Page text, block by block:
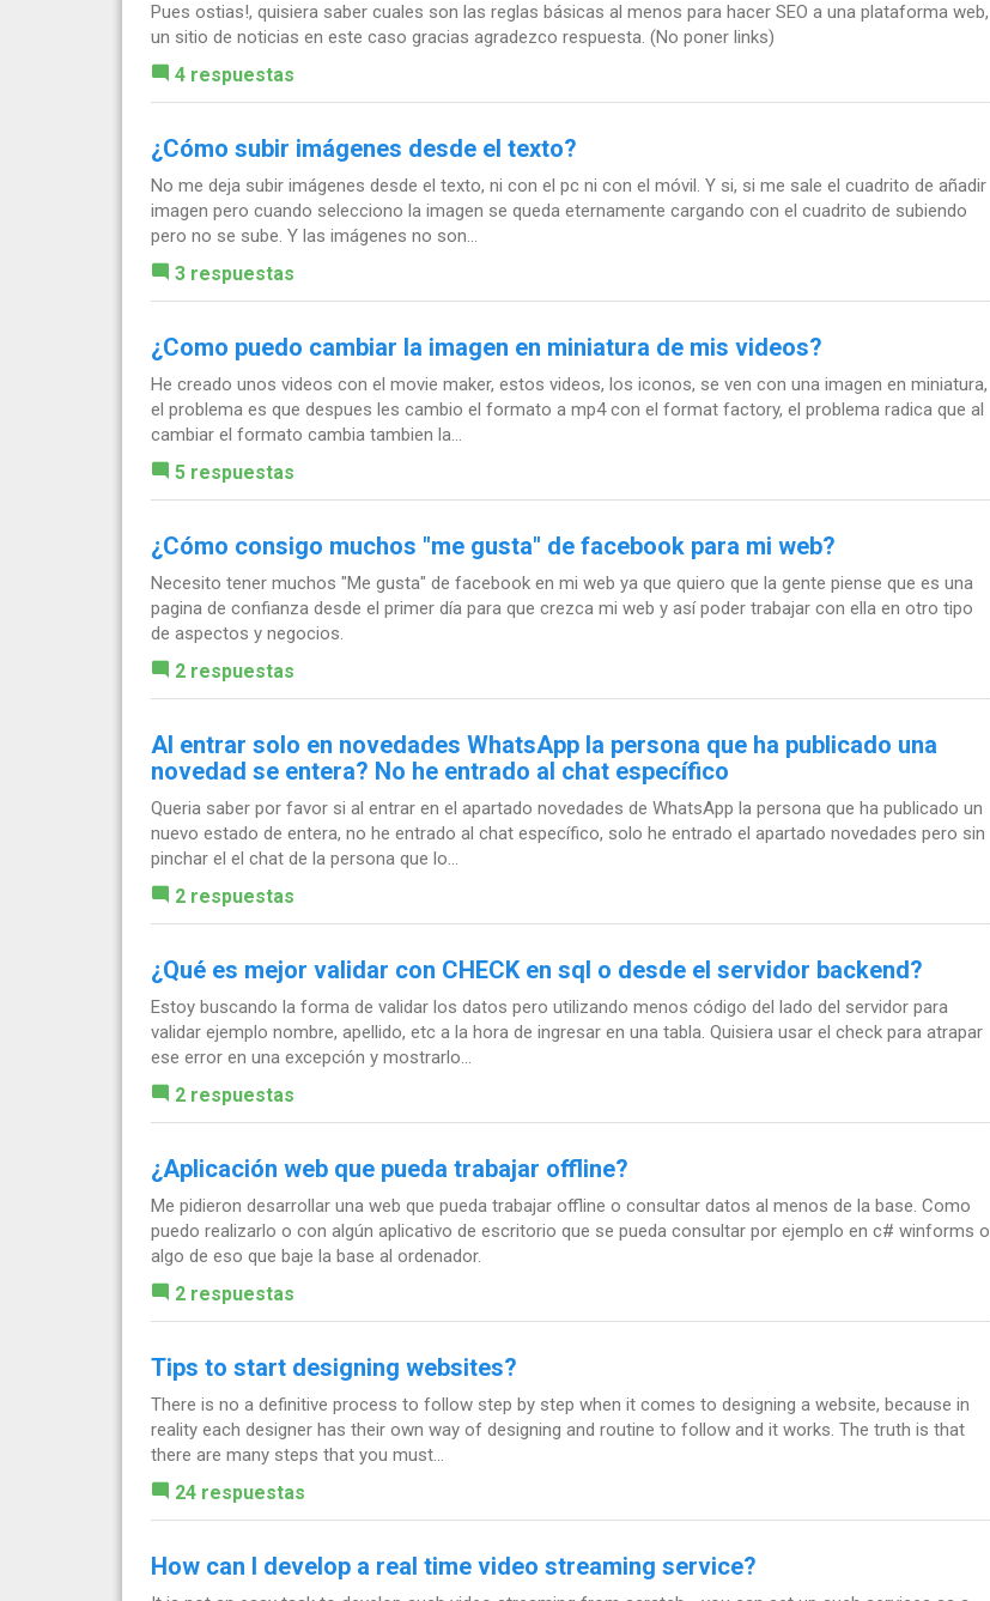
Pues ostias!, quisiera saber cuales son las reglas básicas al menos para hacer SEO a una plataforma web,
un sitio de noticias en este caso gracias agradezco respuesta. (No poner links)
4 respuestas
¿Cómo subir imágenes desde el texto?
No me deja subir imágenes desde el texto, ni con el pc ni con el móvil. Y si, si me sale el cuadrito de añadir
imagen pero cuando selecciono la imagen se queda eternamente cargando con el cuadrito de subiendo
pero no se sube. Y las imágenes no son...
3 respuestas
¿Como puedo cambiar la imagen en miniatura de mis videos?
He creado unos videos con el movie maker, estos videos, los iconos, se ven con una imagen en miniatura,
el problema es que despues les cambio el formato a mp4 con el format factory, el problema radica que al
cambiar el formato cambia tambien la...
5 respuestas
¿Cómo consigo muchos "me gusta" de facebook para mi web?
Necesito tener muchos "Me gusta" de facebook en mi web ya que quiero que la gente piense que es una
pagina de confianza desde el primer día para que crezca mi web y así poder trabajar con ella en otro tipo
de aspectos y negocios.
2 respuestas
Al entrar solo en novedades WhatsApp la persona que ha publicado una
novedad se entera? No he entrado al chat específico
Queria saber por favor si al entrar en el apartado novedades de WhatsApp la persona que ha publicado un
nuevo estado de entera, no he entrado al chat específico, solo he entrado el apartado novedades pero sin
pinchar el el chat de la persona que lo...
2 respuestas
¿Qué es mejor validar con CHECK en sql o desde el servidor backend?
Estoy buscando la forma de validar los datos pero utilizando menos código del lado del servidor para
validar ejemplo nombre, apellido, etc a la hora de ingresar en una tabla. Quisiera usar el check para atrapar
ese error en una excepción y mostrarlo...
2 respuestas
¿Aplicación web que pueda trabajar offline?
Me pidieron desarrollar una web que pueda trabajar offline o consultar datos al menos de la base. Como
puedo realizarlo o con algún aplicativo de escritorio que se pueda consultar por ejemplo en c# winforms o
algo de eso que baje la base al ordenador.
2 respuestas
Tips to start designing websites?
There is no a definitive process to follow step by step when it comes to designing a website, because in
reality each designer has their own way of designing and routine to follow and it works. The truth is that
there are many steps that you must...
24 respuestas
How can I develop a real time video streaming service?